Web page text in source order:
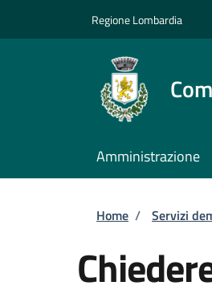
Regione Lombardia
Amministrazione
Briciole
Home / Servizi